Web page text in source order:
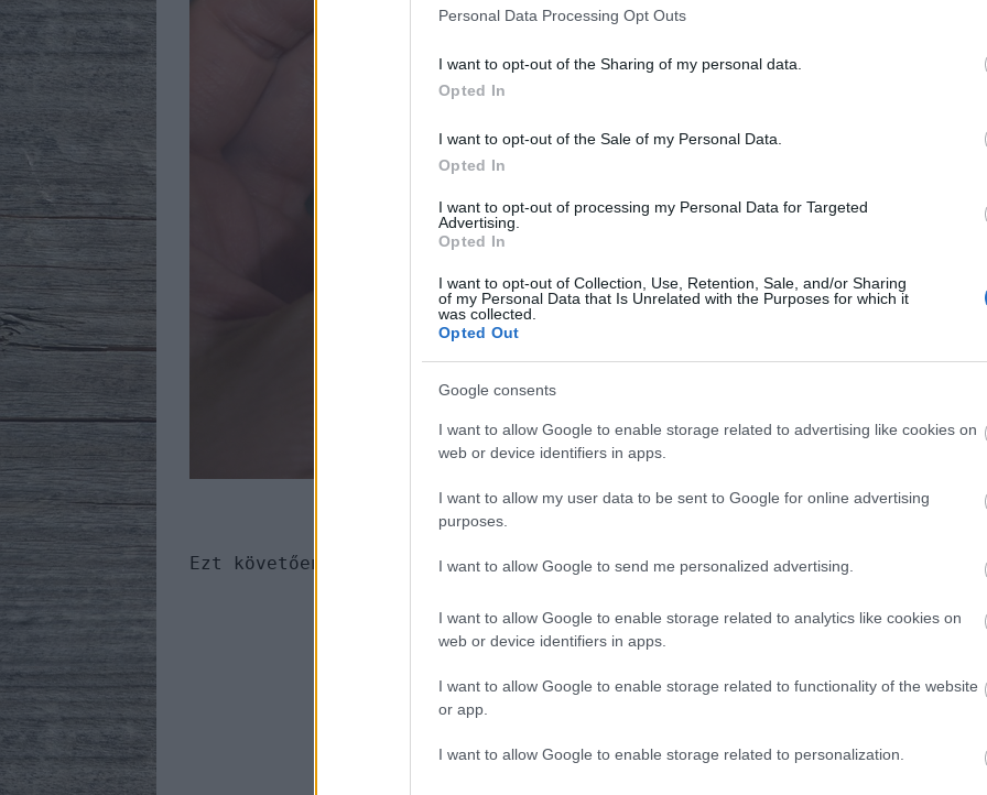
Personal Data Processing Opt Outs
I want to opt-out of the Sharing of my personal data.
Opted In
I want to opt-out of the Sale of my Personal Data.
Opted In
I want to opt-out of processing my Personal Data for Targeted
Advertising.
Opted In
I want to opt-out of Collection, Use, Retention, Sale, and/or Sharing
of my Personal Data that Is Unrelated with the Purposes for which it
was collected.
Opted Out
Google consents
I want to allow Google to enable storage related to advertising like cookies on
web or device identifiers in apps.
I want to allow my user data to be sent to Google for online advertising
purposes.
I want to allow Google to send me personalized advertising.
I want to allow Google to enable storage related to analytics like cookies on
web or device identifiers in apps.
I want to allow Google to enable storage related to functionality of the website
or app.
I want to allow Google to enable storage related to personalization.
Ezt követően érdemes csak mintákkal díszíteni.
A